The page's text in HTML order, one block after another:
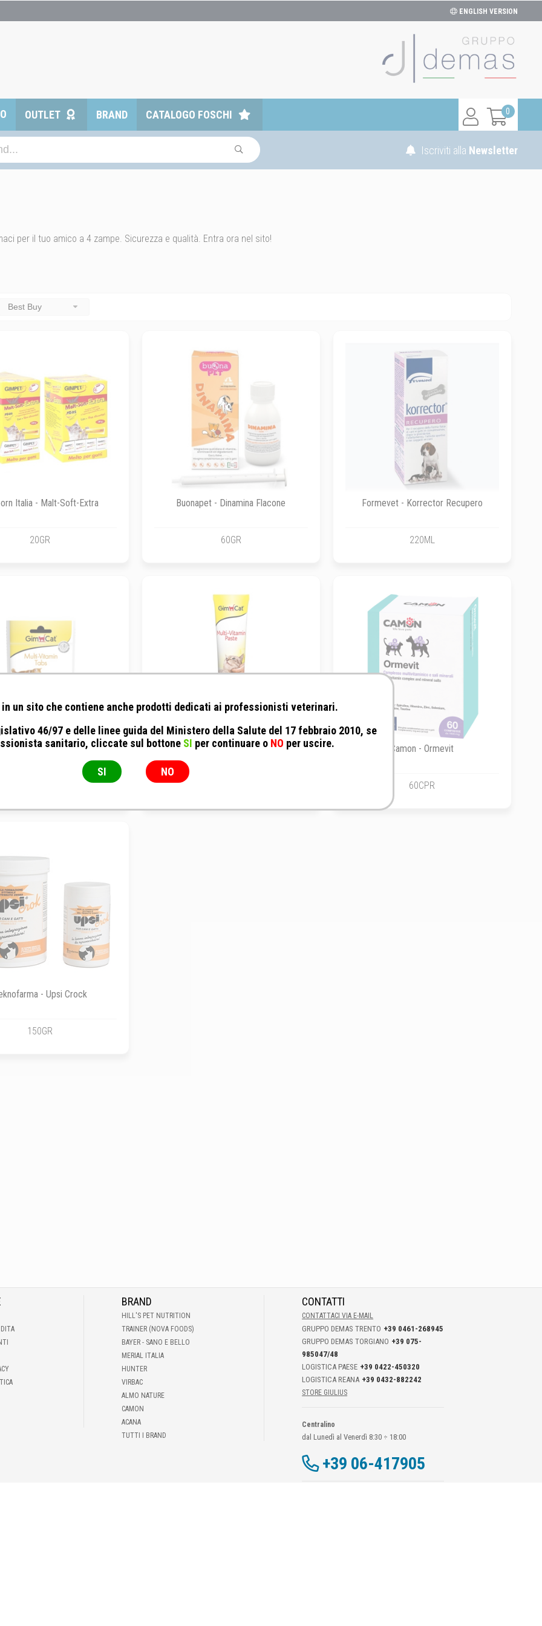
ENGLISH VERSION
0
OUTLET BRAND CATALOGO FOSCHI
Iscriviti alla Newsletter
per il tuo amico a 4 zampe. Sicurezza e qualità. Entra ora nel sito!
Best Buy
Italia - Malt-Soft-Extra
20GR
Buonapet - Dinamina Flacone
60GR
Formevet - Korrector Recupero
220ML
Italia - GimCat Multi-Vitamin
Gimborn Italia - Pasta Multi-Vitamin Camon - Ormevit
60CPR
- Upsi Crock
150GR
BRAND
HILL'S PET NUTRITION
TRAINER (NOVA FOODS)
BAYER - SANO E BELLO
MERIAL ITALIA
HUNTER
VIRBAC
ALMO NATURE
CAMON
ACANA
TUTTI I BRAND
CONTATTI
CONTATTACI VIA E-MAIL
GRUPPO DEMAS TRENTO +39 0461-268945
GRUPPO DEMAS TORGIANO +39 075-
985047/48
LOGISTICA PAESE +39 0422-450320
LOGISTICA REANA +39 0432-882242
STORE GIULIUS
Centralino
dal Lunedì al Venerdì 8:30 ÷ 18:00
+39 06-417905
in un sito che contiene anche prodotti dedicati ai professionisti veterinari.
46/97 e delle linee guida del Ministero della Salute del 17 febbraio 2010, se
sanitario, cliccate sul bottone SI per continuare o NO per uscire.
SI NO